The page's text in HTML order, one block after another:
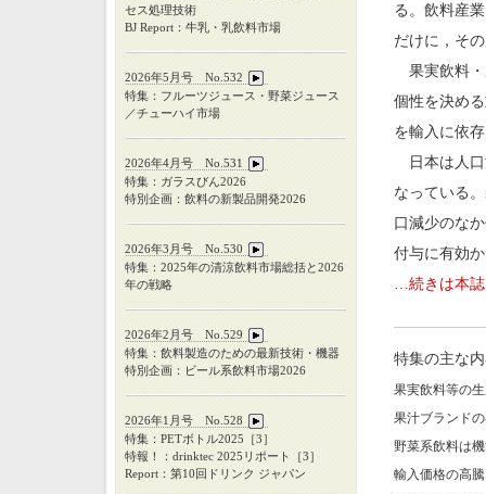
る。飲料産
だけに，そ
果実飲料・
個性を決め
を輸入に依
日本は人口
なっている
口減少のな
付与に有効
…続きは本
特集の主な
果実飲料等の
果汁ブランド
野菜系飲料は
輸入価格の高
セス処理技術
BJ Report：牛乳・乳飲料市場
2026年5月号 No.532
特集：フルーツジュース・野菜ジュース
／チューハイ市場
2026年4月号 No.531
特集：ガラスびん2026
特別企画：飲料の新製品開発2026
2026年3月号 No.530
特集：2025年の清涼飲料市場総括と2026
年の戦略
2026年2月号 No.529
特集：飲料製造のための最新技術・機器
特別企画：ビール系飲料市場2026
2026年1月号 No.528
特集：PETボトル2025［3］
特報！：drinktec 2025リポート［3］
Report：第10回ドリンク ジャパン